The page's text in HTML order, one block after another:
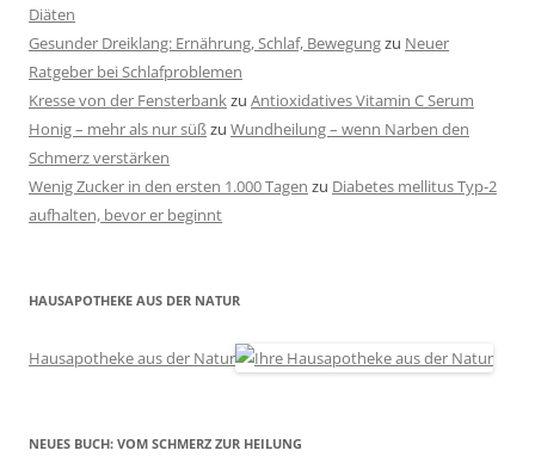
Diäten
Gesunder Dreiklang: Ernährung, Schlaf, Bewegungzu Neuer
Ratgeber bei Schlafproblemen
Kresse von der Fensterbankzu Antioxidatives Vitamin C Serum
Honig – mehr als nur süßzu Wundheilung – wenn Narben den
Schmerz verstärken
Wenig Zucker in den ersten 1.000 Tagen zu Diabetes mellitus Typ-2
aufhalten, bevor er beginnt
HAUSAPOTHEKE AUS DER NATUR
Hausapotheke aus der Natur
NEUES BUCH: VOM SCHMERZ ZUR HEILUNG